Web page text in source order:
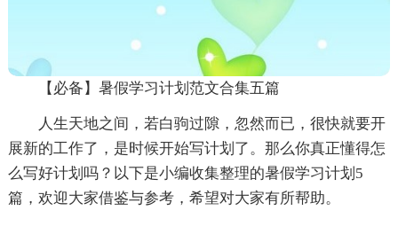
【必备】暑假学习计划范文合集五篇
人生天地之间，若白驹过隙，忽然而已，很快就要开
展新的工作了，是时候开始写计划了。那么你真正懂得怎
么写好计划吗？以下是小编收集整理的暑假学习计划5
篇，欢迎大家借鉴与参考，希望对大家有所帮助。